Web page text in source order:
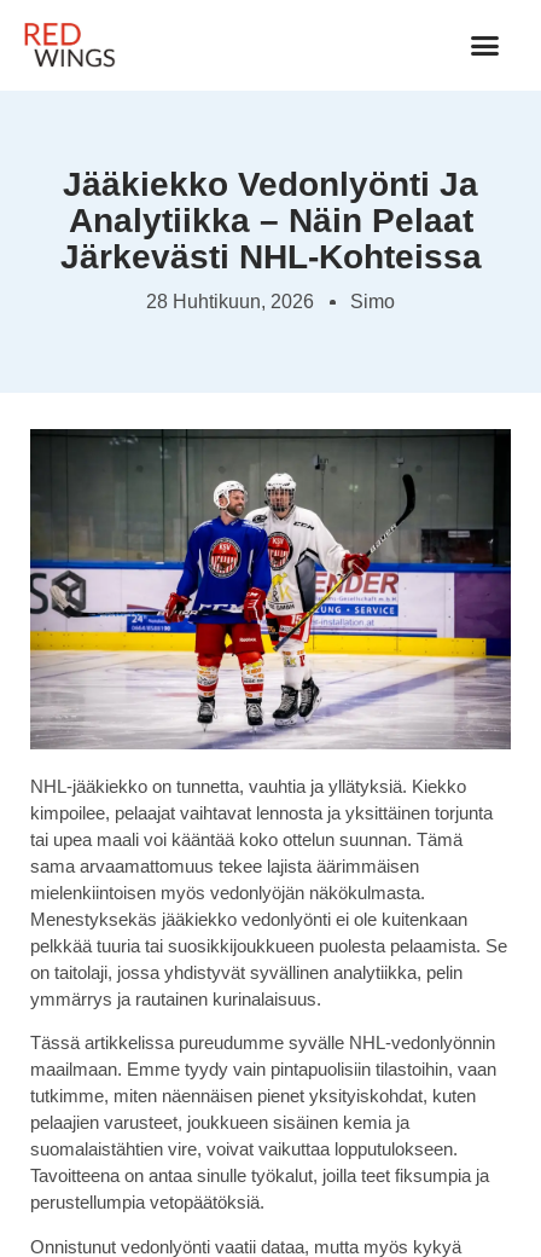
Jääkiekko Vedonlyönti Ja
Analytiikka – Näin Pelaat
Järkevästi NHL-Kohteissa
28 Huhtikuun, 2026 Simo
NHL-jääkiekko on tunnetta, vauhtia ja yllätyksiä. Kiekko
kimpoilee, pelaajat vaihtavat lennosta ja yksittäinen torjunta
tai upea maali voi kääntää koko ottelun suunnan. Tämä
sama arvaamattomuus tekee lajista äärimmäisen
mielenkiintoisen myös vedonlyöjän näkökulmasta.
Menestyksekäs jääkiekko vedonlyönti ei ole kuitenkaan
pelkkää tuuria tai suosikkijoukkueen puolesta pelaamista. Se
on taitolaji, jossa yhdistyvät syvällinen analytiikka, pelin
ymmärrys ja rautainen kurinalaisuus.
Tässä artikkelissa pureudumme syvälle NHL-vedonlyönnin
maailmaan. Emme tyydy vain pintapuolisiin tilastoihin, vaan
tutkimme, miten näennäisen pienet yksityiskohdat, kuten
pelaajien varusteet, joukkueen sisäinen kemia ja
suomalaistähtien vire, voivat vaikuttaa lopputulokseen.
Tavoitteena on antaa sinulle työkalut, joilla teet fiksumpia ja
perustellumpia vetopäätöksiä.
Onnistunut vedonlyönti vaatii dataa, mutta myös kykyä